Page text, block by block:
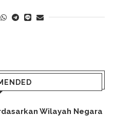
Wilayah Negara